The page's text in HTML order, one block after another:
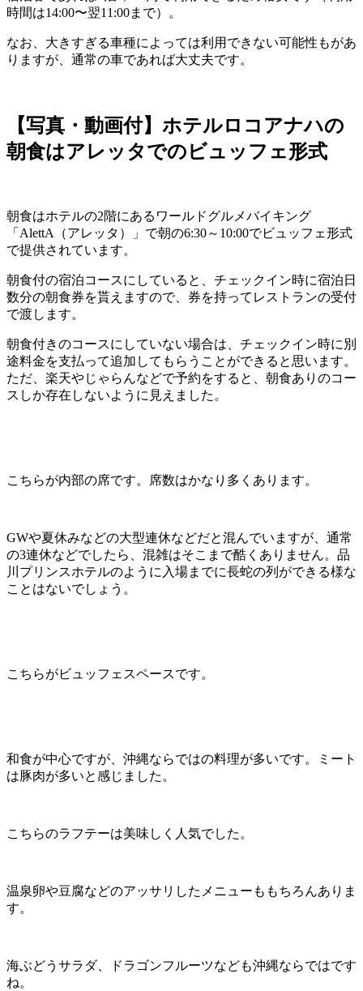
時間は14:00〜翌11:00まで）。
なお、大きすぎる車種によっては利用できない可能性もがあ
りますが、通常の車であれば大丈夫です。
【写真・動画付】ホテルロコアナハの
朝食はアレッタでのビュッフェ形式
朝食はホテルの2階にあるワールドグルメバイキング
「AlettA（アレッタ）」で朝の6:30～10:00でビュッフェ形式
で提供されています。
朝食付の宿泊コースにしていると、チェックイン時に宿泊日
数分の朝食券を貰えますので、券を持ってレストランの受付
で渡します。
朝食付きのコースにしていない場合は、チェックイン時に別
途料金を支払って追加してもらうことができると思います。
ただ、楽天やじゃらんなどで予約をすると、朝食ありのコー
スしか存在しないように見えました。
こちらが内部の席です。席数はかなり多くあります。
GWや夏休みなどの大型連休などだと混んでいますが、通常
の3連休などでしたら、混雑はそこまで酷くありません。品
川プリンスホテルのように入場までに長蛇の列ができる様な
ことはないでしょう。
こちらがビュッフェスペースです。
和食が中心ですが、沖縄ならではの料理が多いです。ミート
は豚肉が多いと感じました。
こちらのラフテーは美味しく人気でした。
温泉卵や豆腐などのアッサリしたメニューももちろんありま
す。
海ぶどうサラダ、ドラゴンフルーツなども沖縄ならではです
ね。